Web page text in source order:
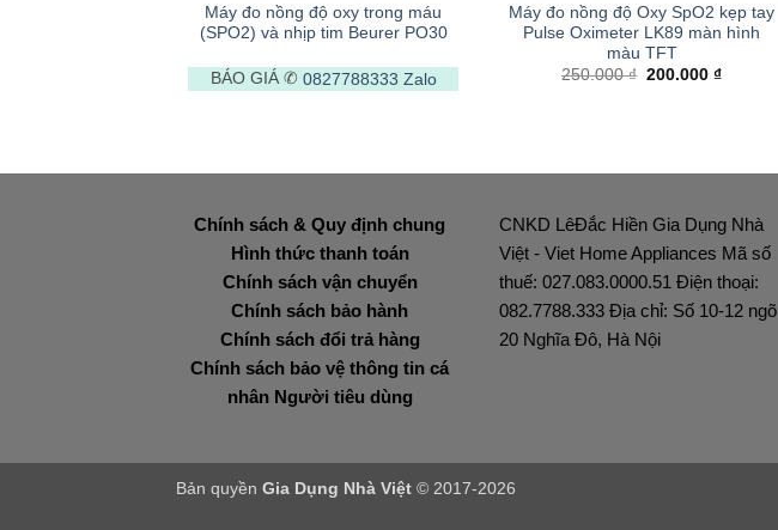
Máy đo nồng độ oxy trong máu
(SPO2) và nhịp tim Beurer PO30
BÁO GIÁ ✆ 0827788333 Zalo
Máy đo nồng độ Oxy SpO2 kẹp tay
Pulse Oximeter LK89 màn hình
màu TFT
250.000₫ Giá
200.000₫Giá
Chính sách & Quy định chung
Hình thức thanh toán
Chính sách vận chuyển
Chính sách bảo hành
Chính sách đổi trả hàng
Chính sách bảo vệ thông tin cá
nhân Người tiêu dùng
CNKD LêĐắc Hiền Gia Dụng Nhà
Việt - Viet Home Appliances Mã số
thuế: 027.083.0000.51 Điện thoại:
082.7788.333 Địa chỉ: Số 10-12 ngõ
20 Nghĩa Đô, Hà Nội
Bản quyền Gia Dụng Nhà Việt © 2017-2026